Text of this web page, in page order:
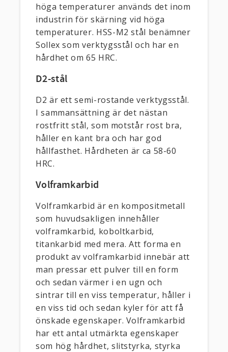
höga temperaturer används det inom
industrin för skärning vid höga
temperaturer. HSS-M2 stål benämner
Sollex som verktygsstål och har en
hårdhet om 65 HRC.
D2-stål
D2 är ett semi-rostande verktygsstål.
I sammansättning är det nästan
rostfritt stål, som motstår rost bra,
håller en kant bra och har god
hållfasthet. Hårdheten är ca 58-60
HRC.
Volframkarbid
Volframkarbid är en kompositmetall
som huvudsakligen innehåller
volframkarbid, koboltkarbid,
titankarbid med mera. Att forma en
produkt av volframkarbid innebär att
man pressar ett pulver till en form
och sedan värmer i en ugn och
sintrar till en viss temperatur, håller i
en viss tid och sedan kyler för att få
önskade egenskaper. Volframkarbid
har ett antal utmärkta egenskaper
som hög hårdhet, slitstyrka, styrka